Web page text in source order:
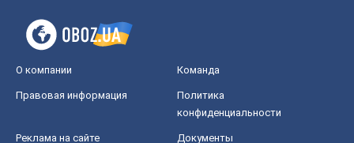
О компании Команда
Правовая информация
Политика
конфиденциальности
Реклама на сайте Документы